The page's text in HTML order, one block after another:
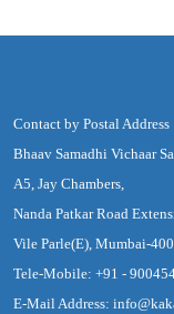
Contact by Postal Address
Bhaav Samadhi Vichaar
A5, Jay Chambers,
Nanda Patkar Road
Vile Parle(E), Mumbai-
Tele-Mobile: +91 -
E-Mail Address: